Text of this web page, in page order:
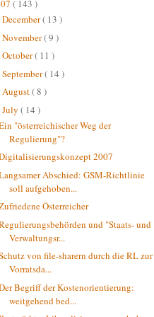
( 143 )
December( 13 )
November( 9 )
October( 11 )
September( 14 )
August( 8 )
July ( 14 )
"österreichischer Weg der
Regulierung"?
2007
Abschied: GSM-Richtlinie
soll aufgehoben...
Österreicher
und "Staats- und
Verwaltungsr...
von file-sharern durch die RL zur
Vorratsda...
Begriff der Kostenorientierung:
weitgehend bed...